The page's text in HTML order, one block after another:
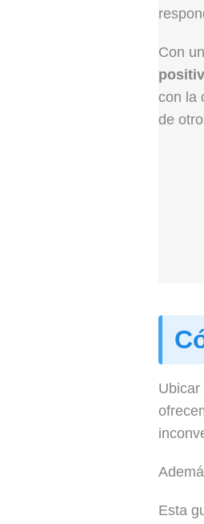
Con
con la
de
Esta